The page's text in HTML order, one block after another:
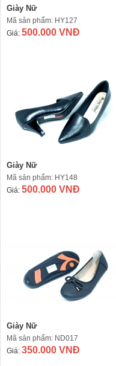
Giày Nữ
Mã sản phẩm: HY127
Giá: 500.000 VNĐ
Giày Nữ
Mã sản phẩm: HY148
Giá: 500.000 VNĐ
Giày Nữ
Mã sản phẩm: ND017
Giá: 350.000 VNĐ